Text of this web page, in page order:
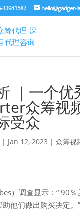
33941587 hello@gadget-
｜一个优
众筹视
受众
| Jan 12, 2023 | 众筹视
）调查显示：“ 90
他们做出购买决定。”